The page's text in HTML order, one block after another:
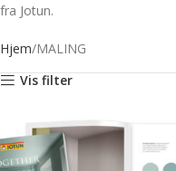
fra Jotun.
Hjem MALING
Vis filter